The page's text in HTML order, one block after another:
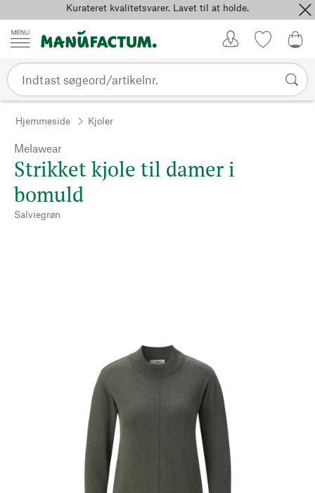
Spring til indholdKurateret kvalitetsvarer. Lavet til at holde.
Hjemmeside Kjoler
Melawear
Strikket kjole til damer i
bomuld
Salviegrøn